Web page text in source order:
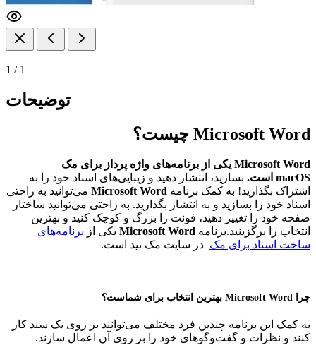
1 / 1
توضیحات
Microsoft Word چیست؟
Microsoft Word یکی از برنامه‌های واژه پرداز برای مک
macOS است.
بسازید، انتشار دهید و زیبایی‌های اسناد خود را به
اشتراک بگذارید! به کمک برنامه Microsoft Word می‌توانید به راحتی
اسناد خود را بسازید و به انتشار بگذارید. به راحتی می‌توانید ساختار
صفحه خود را تغییر دهید، فونت را بزرگ و کوچک کنید و بهترین
انتخاب را برگزینید.برنامه Microsoft Word یکی از برنامه‌های
ساخت اسناد برای مک در سایت مک نید است.
چرا Microsoft Word بهترین انتخاب برای شماست؟
به کمک این برنامه چندین فرد مختلف می‌توانند بر روی یک سند کار
کنند و نظرات و گفت‌و‌گو‌های خود را بر روی آن اعمال سازند.